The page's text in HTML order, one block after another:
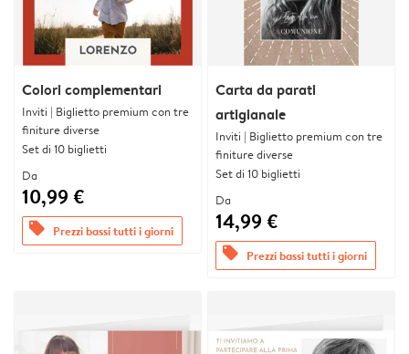
Colori complementari
Inviti | Biglietto premium con tre
finiture diverse
Set di 10 biglietti
Da
10,99 €
offers Prezzi bassi tutti i giorni
Carta da parati
artigianale
Inviti | Biglietto premium con tre
finiture diverse
Set di 10 biglietti
Da
14,99 €
offers Prezzi bassi tutti i giorni